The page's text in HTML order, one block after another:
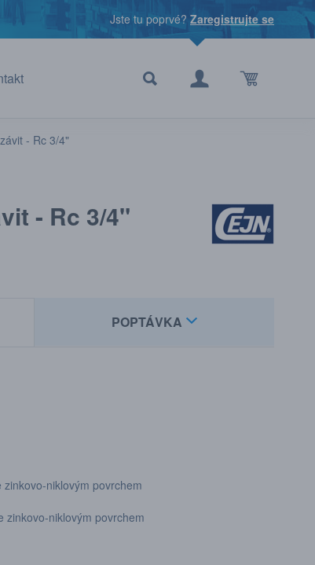
Jste tu poprvé? Zaregistrujte se
- Rc 3/4"
- Rc 3/4"
POPTÁVKA
niklovým povrchem
zinkovo-niklovým povrchem